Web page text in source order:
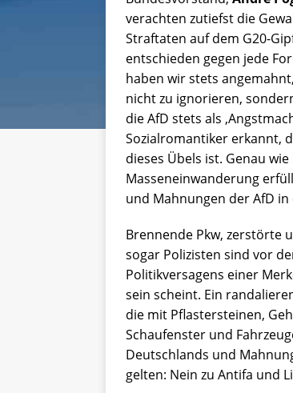
verachten zutiefst die
Straftaten auf dem G20-
entschieden gegen jede
haben wir stets
nicht zu ignorieren,
die AfD stets als
Sozialromantiker erkannt,
dieses Übels ist. Genau
Masseneinwanderung
und Mahnungen der AfD
Brennende Pkw, zerstörte
sogar Polizisten sind vor
Politikversagens einer
sein scheint. Ein
die mit Pflastersteinen,
Schaufenster und
Deutschlands und
gelten: Nein zu Antifa und